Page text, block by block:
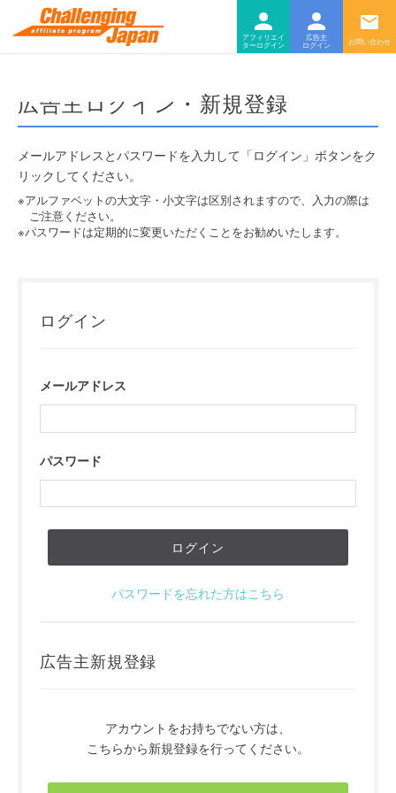
アフィリエイターログ
広告主ロ
広告主ログイン・新規登録
メールアドレスとパスワードを入力して「ログイン」ボタンをク
リックしてください。
※アルファベットの大文字・小文字は区別されますので、入力の際は
ご注意ください。
※パスワードは定期的に変更いただくことをお勧めいたします。
ログイン
メールアドレス
パスワード
パスワードを忘れた方はこちら
広告主新規登録
アカウントをお持ちでない方は、
こちらから新規登録を行ってください。